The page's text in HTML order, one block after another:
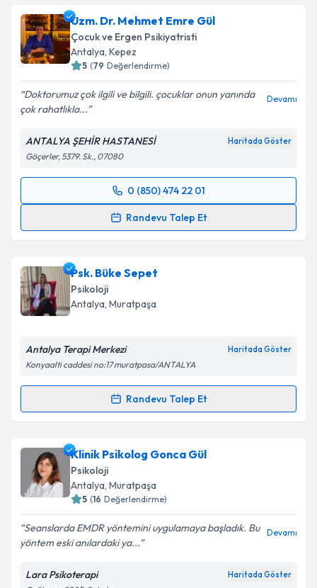
Uzm. Dr. Mehmet Emre Gül
Çocuk ve Ergen Psikiyatristi
Antalya, Kepez
5 (79 Değerlendirme)
Doktorumuz çok ilgili ve bilgili. çocuklar onun yanında
çok rahatlıkla...
Devamı
ANTALYA ŞEHİR HASTANESİ Haritada Göster
Göçerler, 5379. Sk., 07080
0 (850) 474 22 01
Randevu Talep Et
Randevu Takvimi Talebi
için bir takvim hazırlandığında e-posta ile
bilgilendireceğiz.
E-posta Adresiniz
Kişisel verilerimin işlenmesine ilişkinAydınlatma
'ni okudum ve kişisel verilerimin belirtilen
kapsamda işlenmesini kabul ediyorum.
Takvim Talebini Gönder
Psk. Büke Sepet
Psikoloji
Antalya, Muratpaşa
Antalya Terapi Merkezi Haritada Göster
Konyaalti caddesi no:17 muratpasa/ANTALYA
Randevu Talep Et
Randevu Takvimi Talebi
Psk. Büke Sepetiçin randevu takvimi talebi oluşturun.
Size bu uzmandan randevu almanız için bir takvim
hazırlandığında e-posta ile bilgilendireceğiz.
Kişisel verilerimin işlenmesine ilişkin
Aydınlatma
Klinik Psikolog Gonca Gül
Psikoloji
Antalya, Muratpaşa
5 (16 Değerlendirme)
Seanslarda EMDR yöntemini uygulamaya başladık. Bu
yöntem eski anılardaki ya...
Devamı
Lara Psikoterapi Haritada Göster